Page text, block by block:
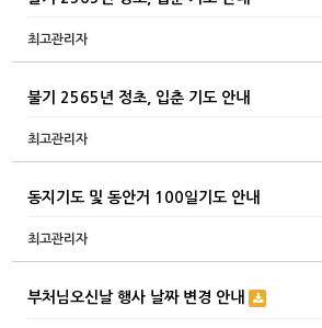
최고관리자
불기 2565년 정초, 입춘 기도 안내
최고관리자
동지기도 및 동안거 100일기도 안내
최고관리자
부처님오신날 행사 날짜 변경 안내